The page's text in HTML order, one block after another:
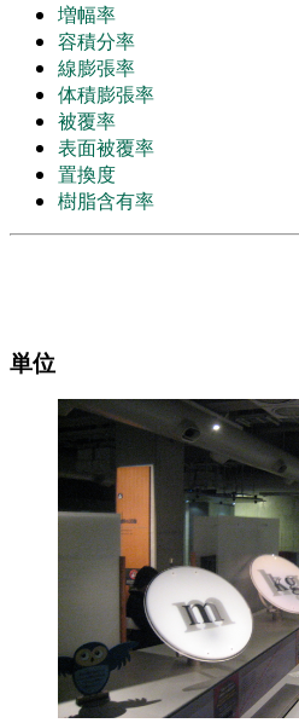
増幅率
容積分率
線膨張率
体積膨張率
被覆率
表面被覆率
置換度
樹脂含有率
単位